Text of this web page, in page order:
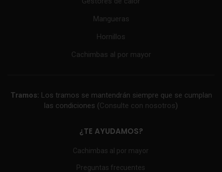
Mangueras
Hornillos
Cachimbas al por mayor
Tramos: Los tramos se mantendrán siempre que se cumplan
las condiciones (Consulte con nosotros)
¿TE AYUDAMOS?
Cachimbas al por mayor
Preguntas frecuentes